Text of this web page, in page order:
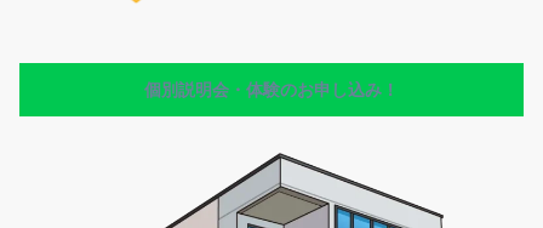
個別説明会・体験のお申し込み！